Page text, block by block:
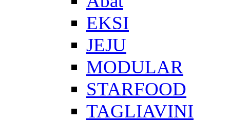
EKSI
JEJU
MODULAR
STARFOOD
TAGLIAVINI